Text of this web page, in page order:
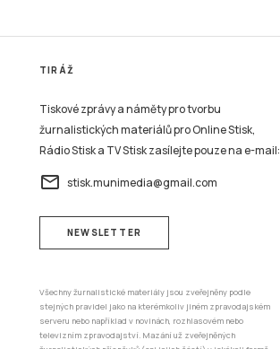
TIRÁŽ
Tiskové zprávy a náměty pro tvorbu
žurnalistických materiálů pro Online Stisk,
Rádio Stisk a TV Stisk zasílejte pouze na e-mail:
email stisk.munimedia@gmail.com
NEWSLETTER
Všechny žurnalistické materiály jsou zveřejněny podle
stejných pravidel jako na kterémkoliv jiném zpravodajském
serveru nebo například v novinách, rozhlasovém nebo
televizním zpravodajství. Mazání už zveřejněných